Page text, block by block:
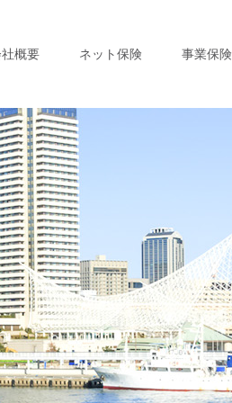
概要 ネット保険 事業保険